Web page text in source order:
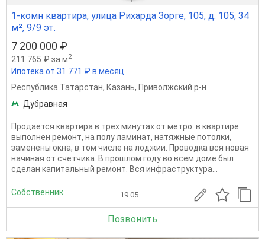
1-комн квартира, улица Рихарда Зорге, 105, д. 105, 34
м², 9/9 эт.
7 200 000 ₽
211 765 ₽ за м2
Ипотека от 31 771 ₽ в месяц
Республика Татарстан, Казань, Приволжский р-н
Дубравная
Продается квартира в трех минутах от метро. в квартире
выполнен ремонт, на полу ламинат, натяжные потолки,
заменены окна, в том числе на лоджии. Проводка вся новая
начиная от счетчика. В прошлом году во всем доме был
сделан капитальный ремонт. Вся инфраструктура...
Собственник 19.05
Позвонить